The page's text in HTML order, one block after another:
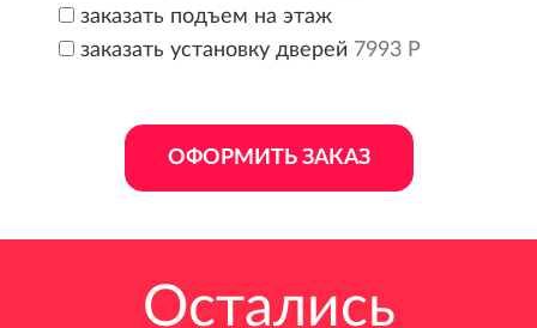
заказать подъем на этаж
заказать установку дверей 7993 Р
ОФОРМИТЬ ЗАКАЗ
Остались